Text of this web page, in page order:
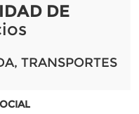
DE
TRANSPORTES